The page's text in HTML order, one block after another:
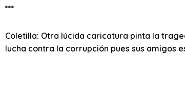
***
Coletilla: Otra lúcida caricatura pinta la
lucha contra la corrupción pues sus amigos